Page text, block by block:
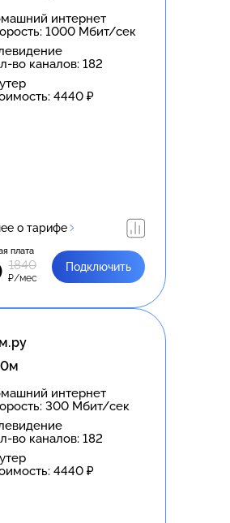
интернет
1000 Мбит/сек
во каналов: 182
4440 ₽
о тарифе
плата
1840
₽/мес
Подключить
интернет
300 Мбит/сек
во каналов: 182
4440 ₽